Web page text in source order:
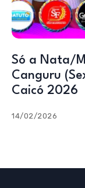
Só a Nata/
Canguru
Caicó 2026
14/02/2026